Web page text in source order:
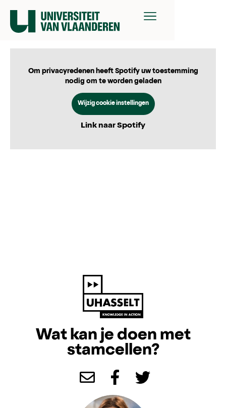
Om privacyredenen heeft Spotify uw toestemming
nodig om te worden geladen
Wijzig cookie instellingen
Link naar Spotify
Wat kan je doen met
stamcellen?